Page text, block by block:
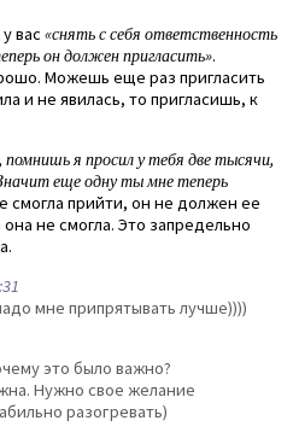
вас «снять с себя ответственность
он должен пригласить».
Можешь еще раз пригласить
и не явилась, то пригласишь, к
я просил у тебя две тысячи,
еще одну ты мне теперь
смогла прийти, он не должен ее
не смогла. Это запредельно
мне припрятывать лучше))))
это было важно?
Нужно свое желание
разогревать)